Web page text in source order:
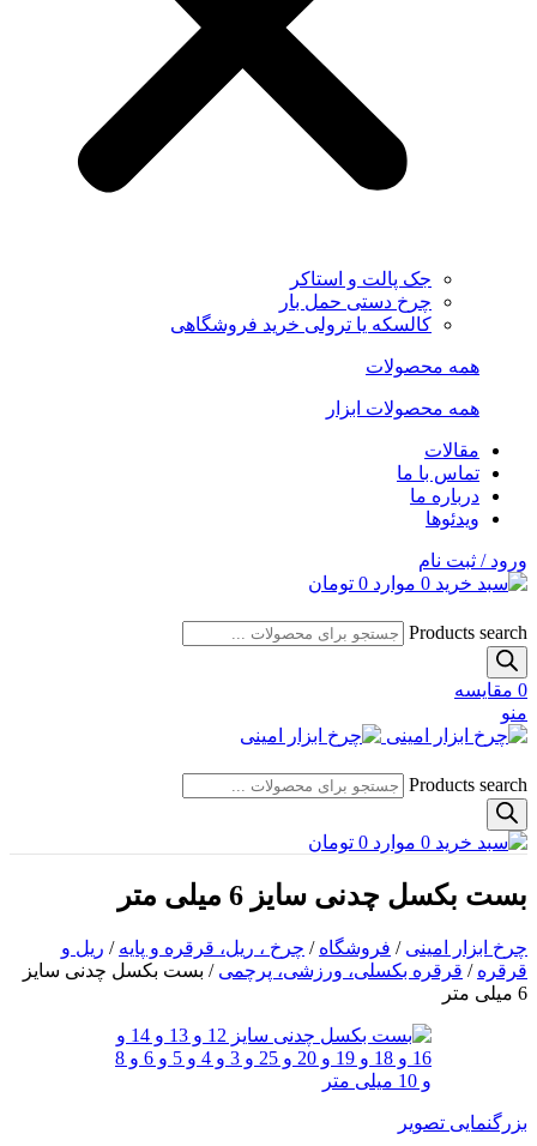
جک پالت و استاکر
چرخ دستی حمل بار
کالسکه یا ترولی خرید فروشگاهی
همه محصولات
همه محصولات ابزار
مقالات
تماس با ما
درباره ما
ویدئوها
ورود / ثبت نام
0 موارد 0 تومان
Products search
0 مقایسه
منو
Products search
0 موارد 0 تومان
بست بکسل چدنی سایز 6 میلی متر
چرخ ابزار امینی / فروشگاه / چرخ ، ریل، قرقره و پایه / ریل و
قرقره / قرقره بکسلی، ورزشی، پرچمی / بست بکسل چدنی سایز
6 میلی متر
بزرگنمایی تصویر